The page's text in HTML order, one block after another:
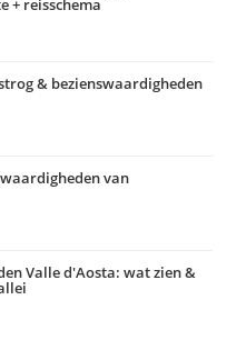
+ reisschema
& bezienswaardigheden
van
Valle d'Aosta: wat zien &